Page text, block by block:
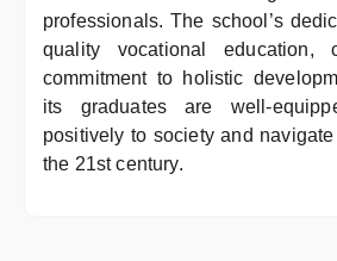
professionals. The school’s
quality vocational education,
commitment to holistic
its graduates are well-
positively to society and
the 21st century.